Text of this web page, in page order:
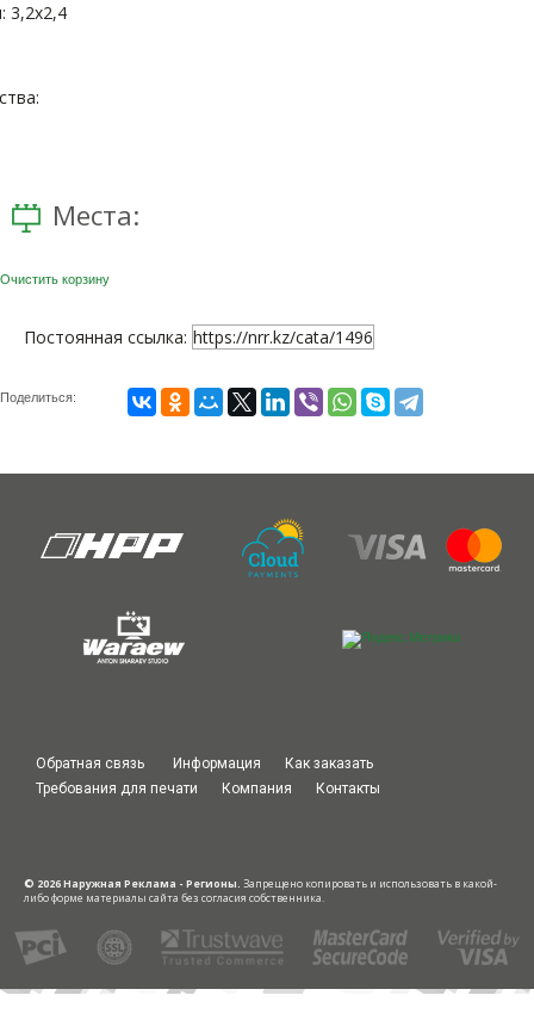
Места:
Очистить корзину
Постоянная ссылка: https://nrr.kz/cata/1496
Поделиться:
Обратная связь Информация
Как заказать
Требования для печати
Компания Контакты
© 2026 Наружная Реклама - Регионы. Запрещено копировать и использовать в какой-
либо форме материалы сайта без согласия собственника.